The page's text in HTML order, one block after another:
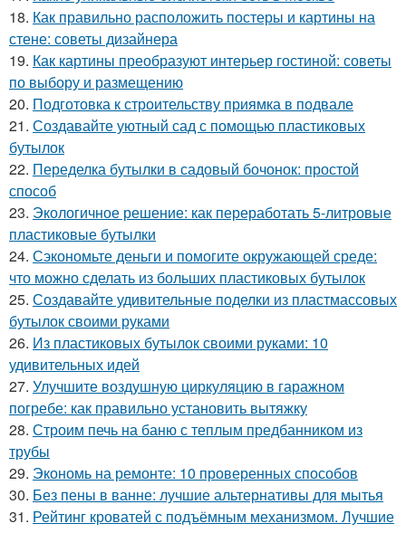
18. Как правильно расположить постеры и картины на
стене: советы дизайнера
19. Как картины преобразуют интерьер гостиной: советы
по выбору и размещению
20. Подготовка к строительству приямка в подвале
21. Создавайте уютный сад с помощью пластиковых
бутылок
22. Переделка бутылки в садовый бочонок: простой
способ
23. Экологичное решение: как переработать 5-литровые
пластиковые бутылки
24. Сэкономьте деньги и помогите окружающей среде:
что можно сделать из больших пластиковых бутылок
25. Создавайте удивительные поделки из пластмассовых
бутылок своими руками
26. Из пластиковых бутылок своими руками: 10
удивительных идей
27. Улучшите воздушную циркуляцию в гаражном
погребе: как правильно установить вытяжку
28. Строим печь на баню с теплым предбанником из
трубы
29. Экономь на ремонте: 10 проверенных способов
30. Без пены в ванне: лучшие альтернативы для мытья
31. Рейтинг кроватей с подъёмным механизмом. Лучшие